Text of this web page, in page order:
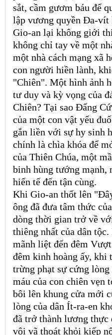
sắt, cầm gươm báu để
lập vương quyền Đa-vít
Gio-an lại không giới
không chỉ tay về một
một nhà cách mạng xã
con người hiền lành,
"Chiên". Một hình ảnh
tư duy và kỳ vọng của
Chiên? Tại sao Đấng
của một con vật yếu
gắn liền với sự hy sinh
chính là chìa khóa để
của Thiên Chúa, một
binh hùng tướng mạnh,
hiến tế đến tận cùng.
Khi Gio-an thốt lên
ông đã đưa tâm thức
dòng thời gian trở về
thiêng nhất của dân
mãnh liệt đến đêm
đêm kinh hoàng ấy, khi
trừng phạt sự cứng
máu của con chiên vẹn
bôi lên khung cửa mới
lòng của dân Ít-ra-en
đã trở thành lương thực
vội vã thoát khỏi kiếp